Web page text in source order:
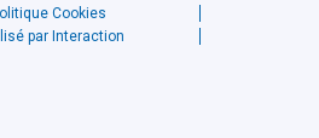
Cookies
par Interaction